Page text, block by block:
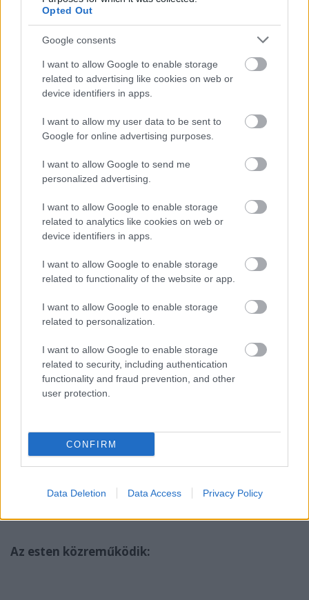
Opted Out
Google consents
I want to allow Google to enable storage
related to advertising like cookies on web or
device identifiers in apps.
I want to allow my user data to be sent to
Google for online advertising purposes.
I want to allow Google to send me
personalized advertising.
I want to allow Google to enable storage
related to analytics like cookies on web or
device identifiers in apps.
I want to allow Google to enable storage
related to functionality of the website or app.
I want to allow Google to enable storage
related to personalization.
I want to allow Google to enable storage
related to security, including authentication
functionality and fraud prevention, and other
user protection.
CONFIRM
Data Deletion Data Access Privacy Policy
társulatokat, színházigazgatókat a hangok
útvesztőjébe, – így járt többek közöttAlföldi Róbert,
Radnay CsillaésHevér Gábor
fotó: Gordon Eszter
Kutató kezek – Alföldi Róbert és a Szakértők estje
2014. augusztus 31. 19:30
Uránia Nemzeti Filmszínház
Az esten közreműködik: